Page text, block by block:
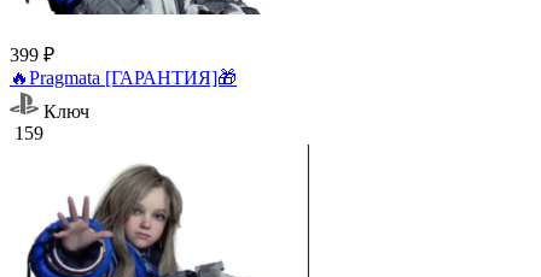
399 ₽
🔥Pragmata [ГАРАНТИЯ]🎁
Ключ
159